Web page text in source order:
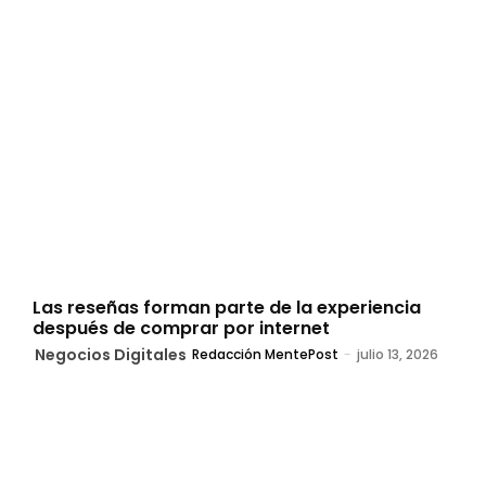
Las reseñas forman parte de la experiencia
después de comprar por internet
Negocios Digitales Redacción MentePost - julio 13, 2026